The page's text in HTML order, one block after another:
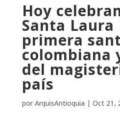
Hoy
Santa
primera
colombiana
del
país
por ArquisAntioquia | Oct 21,